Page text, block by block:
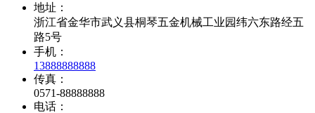
地址：
浙江省金华市武义县桐琴五金机械工业园纬六东路经五
路5号
手机：
13888888888
传真：
0571-88888888
电话：